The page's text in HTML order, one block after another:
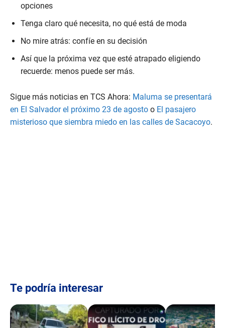
opciones
Tenga claro qué necesita, no qué está de moda
No mire atrás: confíe en su decisión
Así que la próxima vez que esté atrapado eligiendo
recuerde: menos puede ser más.
Sigue más noticias en TCS Ahora: Maluma se presentará
en El Salvador el próximo 23 de agosto o El pasajero
misterioso que siembra miedo en las calles de Sacacoyo.
Te podría interesar